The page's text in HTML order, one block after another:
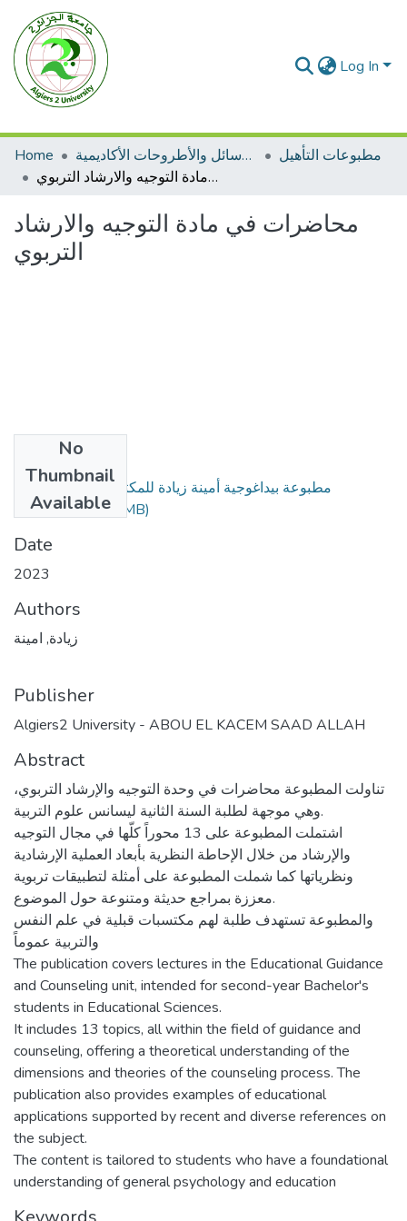
Log In
Home الرسائل والأطروحات الأكاديمية
مطبوعات التأهيل
محاضرات في مادة التوجيه والارشاد التربوي
محاضرات في مادة التوجيه والارشاد
التربوي
No
Thumbnail
Available
مطبوعة بيداغوجية أمينة زيادة للمكتبة التوجيه والارشاد
التربوي.pdf(2.96 MB)
Date
2023
Authors
زيادة, امينة
Publisher
Algiers2 University - ABOU EL KACEM SAAD ALLAH
Abstract
تناولت المطبوعة محاضرات في وحدة التوجيه والإرشاد التربوي،
وهي موجهة لطلبة السنة الثانية ليسانس علوم التربية.
اشتملت المطبوعة على 13 محوراً كلّها في مجال التوجيه
والإرشاد من خلال الإحاطة النظرية بأبعاد العملية الإرشادية
ونظرياتها كما شملت المطبوعة على أمثلة لتطبيقات تربوية
معززة بمراجع حديثة ومتنوعة حول الموضوع.
والمطبوعة تستهدف طلبة لهم مكتسبات قبلية في علم النفس
والتربية عموماً
The publication covers lectures in the Educational Guidance
and Counseling unit, intended for second-year Bachelor's
students in Educational Sciences.
It includes 13 topics, all within the field of guidance and
counseling, offering a theoretical understanding of the
dimensions and theories of the counseling process. The
publication also provides examples of educational
applications supported by recent and diverse references on
the subject.
The content is tailored to students who have a foundational
understanding of general psychology and education